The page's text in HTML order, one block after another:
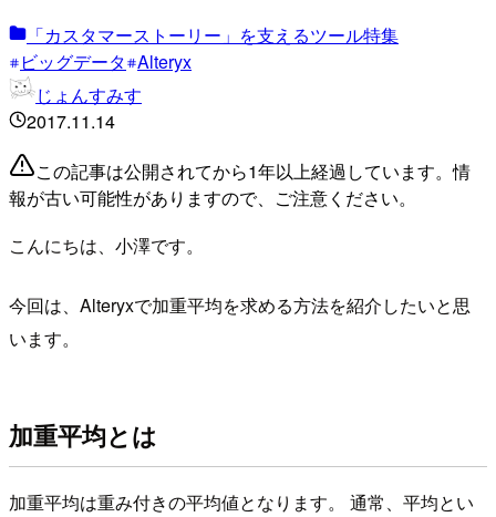
「カスタマーストーリー」を支えるツール特集
ビッグデータ Alteryx
じょんすみす
2017.11.14
この記事は公開されてから1年以上経過しています。情
報が古い可能性がありますので、ご注意ください。
こんにちは、小澤です。
今回は、Alteryxで加重平均を求める方法を紹介したいと思
います。
加重平均とは
加重平均は重み付きの平均値となります。 通常、平均とい